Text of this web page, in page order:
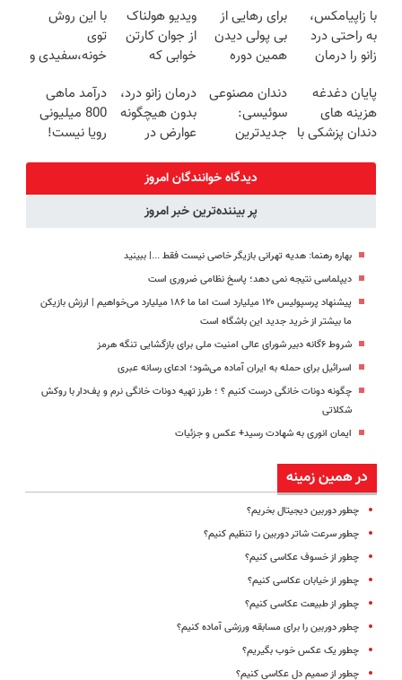
روزه ساخت!
360°و سازگار با
اندروید و ios
میلیاردی)
با زاپیامکس،
به راحتی درد
زانو را درمان
برای رهایی از
بی پولی دیدن
همین دوره
(شمارتو وارد
کن)
ویدیو هولناک
از جوان کارتن
خوابی که
آموزش رایگان
با این روش
توی
خونه،سفیدی و
برگردون
(40%off)
پایان دغدغه
هزینه های
دندان پزشکی با
دندان مصنوعی
سوئیسی:
جدیدترین
سبک و مقاوم |
پرداخت قسطی
درمان زانو درد،
بدون هیچگونه
عوارض در
(◂پرسش‌نامه)
درآمد ماهی
800 میلیونی
رویا نیست!
دیدگاه خوانندگان امروز
پر بیننده‌ترین خبر امروز
بهاره رهنما: هدیه تهرانی بازیگر خاصی نیست فقط ...|‌ ببینید
دیپلماسی نتیجه‌ نمی دهد؛ پاسخ نظامی ضروری است
پیشنهاد پرسپولیس ۱۲۰ میلیارد است اما ما ۱۸۶ میلیارد می‌خواهیم | ارزش بازیکن
ما بیشتر از خرید جدید این باشگاه است
شروط ۶گانه دبیر شورای عالی امنیت ملی برای بازگشایی تنگه هرمز
اسرائیل برای حمله به ایران آماده می‌شود؛ ادعای رسانه عبری
چگونه دونات خانگی درست کنیم ؟ ؛ طرز تهیه دونات خانگی نرم و پف‌دار با روکش
شکلاتی
ایمان انوری به شهادت رسید+ عکس و جزئیات
در همین زمینه
چطور دوربین دیجیتال بخریم؟
چطور سرعت شاتر دوربین را تنظیم کنیم؟
چطور از خسوف‌ عکاسی کنیم؟
چطور از خیابان عکاسی کنیم؟
چطور از طبیعت عکاسی کنیم؟
چطور دوربین را برای مسابقه ورزشی آماده کنیم؟
چطور یک عکس خوب بگیریم؟
چطور از صمیم دل عکاسی کنیم؟